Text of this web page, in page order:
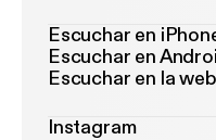
Escuchar en
Escuchar en
Escuchar en la web
Instagram